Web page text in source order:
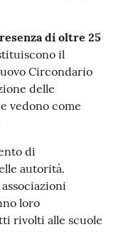
di oltre 25
il
Circondario
delle
vedono come
di
autorità.
loro
rivolti alle scuole